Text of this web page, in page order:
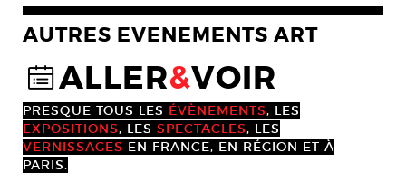
AUTRES EVENEMENTS ART
@ALLER&VOIR
PRESQUE TOUS LES ÉVÈNEMENTS, LES
EXPOSITIONS, LES SPECTACLES, LES
VERNISSAGES EN FRANCE, EN RÉGION ET À
PARIS.